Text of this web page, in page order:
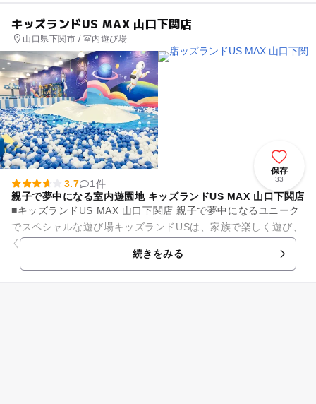
キッズランドUS MAX 山口下関店
山口県下関市 / 室内遊び場
保存
33
3.7
1件
親子で夢中になる室内遊園地 キッズランドUS MAX 山口下関店
■キッズランドUS MAX 山口下関店 親子で夢中になるユニーク
でスペシャルな遊び場キッズランドUSは、家族で楽しく遊び、
くつろぎ、そしてかけがえのない家族の思い出を残せる室内遊
続きをみる